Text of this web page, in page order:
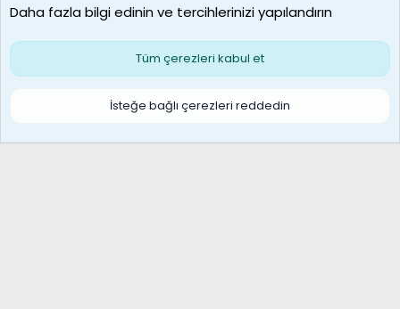
Çerezler
S
Daha fazla bilgi edinin ve tercihlerinizi yapılandırın
Tüm çerezleri kabul et
İsteğe bağlı çerezleri reddedin